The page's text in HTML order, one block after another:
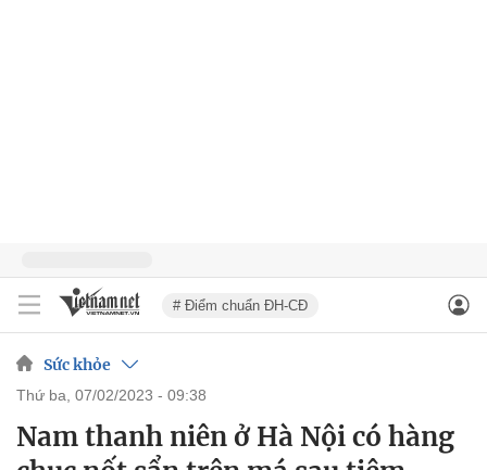
# Điểm chuẩn ĐH-CĐ
Sức khỏe
thứ ba, 07/02/2023 - 09:38
Nam thanh niên ở Hà Nội có hàng